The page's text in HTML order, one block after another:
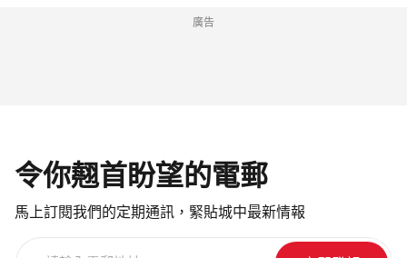
廣告
令你翹首盼望的電郵
馬上訂閱我們的定期通訊，緊貼城中最新情報